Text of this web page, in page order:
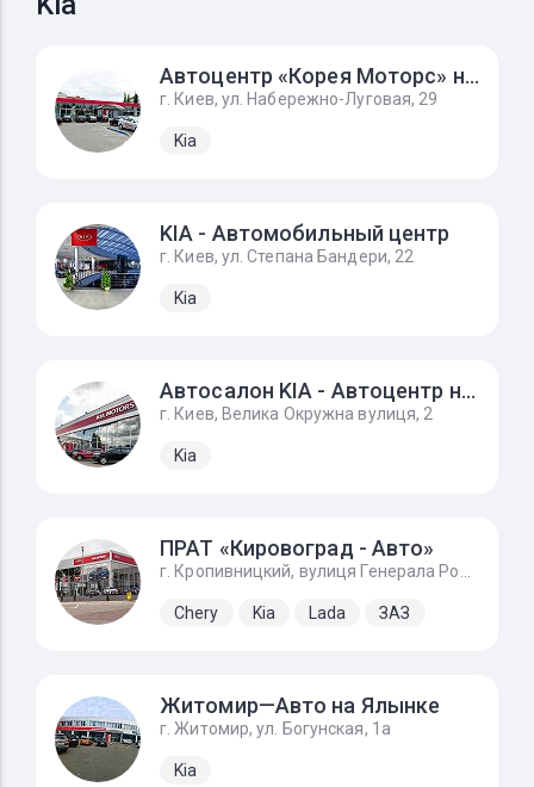
Автоцентр «Корея Моторс» на Подоле
г. Киев, ул. Набережно-Луговая, 29
Kia
KIA - Автомобильный центр
г. Киев, ул. Степана Бандери, 22
Kia
Автосалон KIA - Автоцентр на Борщагівці
г. Киев, Велика Окружна вулиця, 2
Kia
ПРАТ «Кировоград - Авто»
Chery Kia Lada ЗАЗ
Житомир—Авто на Ялынке
г. Житомир, ул. Богунская, 1а
Kia